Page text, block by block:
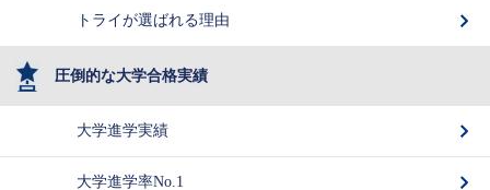
トライが選ばれる理由
圧倒的な大学合格実績
大学進学実績
大学進学率No.1